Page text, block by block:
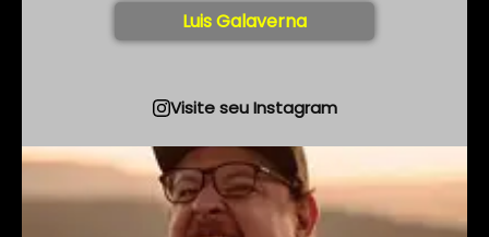
Luis Galaverna
Visite seu Instagram